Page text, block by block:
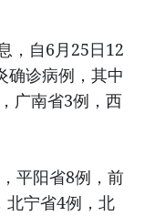
，自6月25日12
确诊病例，其中
广南省3例，西
平阳省8例，前
北宁省4例，北